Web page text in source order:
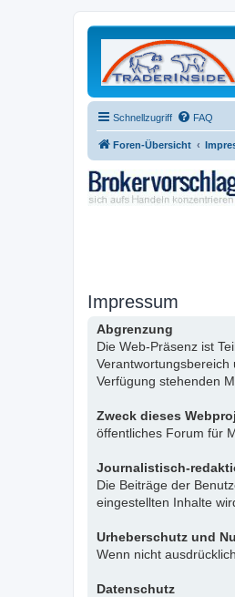
Schnellzugriff FAQ
Foren-Übersicht
Impressum
Abgrenzung
Die Web-Präsenz ist
Verfügung stehenden
Zweck dieses
öffentliches Forum für
Journalistisch-
Die Beiträge der
eingestellten Inhalte
Urheberschutz und
Wenn nicht
Datenschutz